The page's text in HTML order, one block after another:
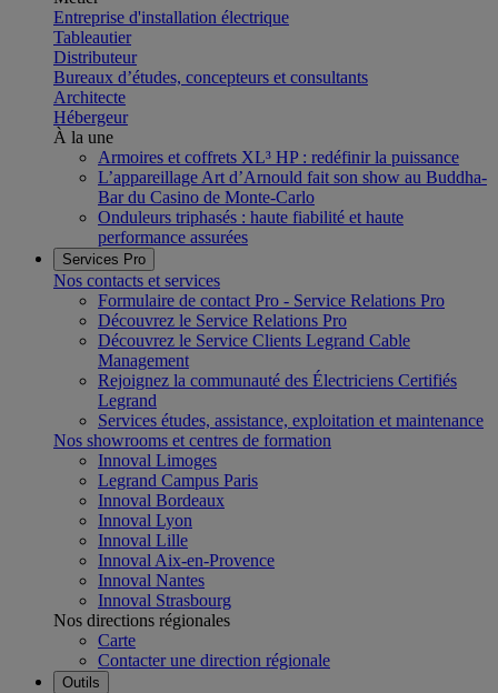
Entreprise d'installation électrique
Tableautier
Distributeur
Bureaux d’études, concepteurs et consultants
Architecte
Hébergeur
À la une
Armoires et coffrets XL³ HP : redéfinir la puissance
L’appareillage Art d’Arnould fait son show au Buddha-
Bar du Casino de Monte-Carlo
Onduleurs triphasés : haute fiabilité et haute
performance assurées
Services Pro
Nos contacts et services
Formulaire de contact Pro - Service Relations Pro
Découvrez le Service Relations Pro
Découvrez le Service Clients Legrand Cable
Management
Rejoignez la communauté des Électriciens Certifiés
Legrand
Services études, assistance, exploitation et maintenance
Nos showrooms et centres de formation
Innoval Limoges
Legrand Campus Paris
Innoval Bordeaux
Innoval Lyon
Innoval Lille
Innoval Aix-en-Provence
Innoval Nantes
Innoval Strasbourg
Nos directions régionales
Carte
Contacter une direction régionale
Outils